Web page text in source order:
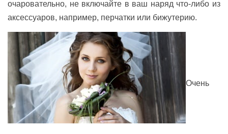
очаровательно, не включайте в ваш наряд что-либо из
аксессуаров, например, перчатки или бижутерию.
Очень